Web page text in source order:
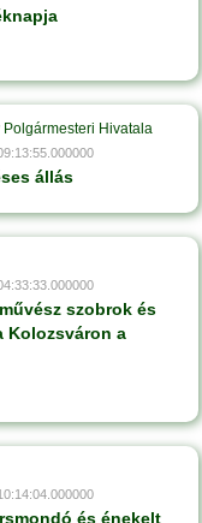
Hivatala
állás
szobrok és
Kolozsváron a
és énekelt